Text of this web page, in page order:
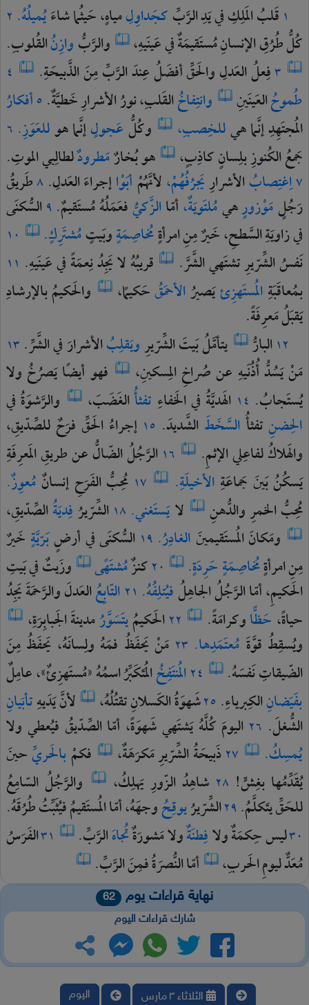
١ قَلبُالمَلِكِفييَدِالرَّبِّكجَداوِلِمياهٍ،حَيثُماشاءَيُميلُهُ. ٢
كُلُّطُرُقِالإنسانِمُستَقيمَةٌفيعَينَيهِ، والرَّبُّوازِنُالقُلوبِ.
٣فِعلُالعَدلِوالحَقِّأفضَلُعِندَالرَّبِّمِنَالذَّبيحَةِ. ٤
طُموحُالعَينَينِ وانتِفاخُالقَلبِ،نورُالأشرارِخَطيَّةٌ. ٥أفكارُ
المُجتَهِدِإنَّماهيللخِصبِ، وكُلُّعَجولٍإنَّماهوللعَوَزِ. ٦
جَمعُالكُنوزِبلِسانٍكاذِبٍ، هوبُخارٌمَطرودٌلطالِبيالموتِ.
٧اِغتِصابُالأشرارِيَجرُفُهُمْ،لأنَّهُمْأبَوْاإجراءَالعَدلِ. ٨طَريقُ
رَجُلٍمَوْزورٍهيمُلتَويَةٌ،أمّاالزَّكيُّفعَمَلُهُمُستَقيمٌ. ٩السُّكنَى
فيزاويَةِالسَّطحِ،خَيرٌمِنِامرأةٍمُخاصِمَةٍوبَيتٍمُشتَرِكٍ. ١٠
نَفسُالشِّرّيرِتشتَهيالشَّرَّ. قريبُهُلايَجِدُنِعمَةًفيعَينَيهِ. ١١
بمُعاقَبَةِالمُستَهزِئيَصيرُالأحمَقُحَكيمًا، والحَكيمُبالإرشادِ
يَقبَلُمَعرِفَةً.
١٢البارُّ يتأمَّلُبَيتَالشِّرّيرِويَقلِبُالأشرارَفيالشَّرِّ. ١٣
مَنْيَسُدُّأُذُنَيهِ عنصُراخِالمِسكينِ، فهوأيضًايَصرُخُولا
يُستَجابُ. ١٤ الهَديَّةُفيالخَفاءِ تفثأُالغَضَبَ، والرَّشوَةُفي
الحِضنِتفثأُالسَّخَطَالشَّديدَ. ١٥ إجراءُالحَقِّ فرَحٌللصِّدّيقِ،
والهَلاكُلفاعِليالإثمِ. ١٦ الرَّجُلُالضّالُّعنطريقِالمَعرِفَةِ
يَسكُنُبَينَجَماعَةِ الأخيلَةِ. ١٧ مُحِبُّالفَرَحِإنسانٌمُعوِزٌ.
مُحِبُّالخمرِوالدُّهنِ لايَستَغني. ١٨ الشِّرّيرُفِديَةُالصِّدّيقِ،
ومَكانَالمُستَقيمينَالغادِرُ. ١٩ السُّكنَىفيأرضٍبَرّيَّةٍخَيرٌ
مِنِامرأةٍمُخاصِمَةٍحَرِدَةٍ. ٢٠كنزٌمُشتَهًى وزَيتٌفيبَيتِ
الحَكيمِ،أمّاالرَّجُلُالجاهِلُفيُتلِفُهُ. ٢١ التّابِعُالعَدلَوالرَّحمَةَيَجِدُ
حياةً،حَظًّاوكرامَةً. ٢٢الحَكيمُيتَسَوَّرُمدينةَالجَبابِرَةِ،
ويُسقِطُ قوَّةَ مُعتَمَدِها. ٢٣ مَنْيَحفَظُ فمَهُ ولِسانَهُ، يَحفَظُمِنَ
الضّيقاتِنَفسَهُ. ٢٤المُنتَفِخُالمُتَكَبِّرُاسمُهُ«مُستَهزِئٌ»،عامِلٌ
بفَيَضانِالكِبرياءِ. ٢٥شَهوَةُالكَسلانِتقتُلُهُ، لأنَّيَدَيهِتأبَيانِ
الشُّغلَ. ٢٦ اليومَكُلَّهُيَشتَهيشَهوَةً، أمّاالصِّدّيقُ فيُعطيولا
يُمسِكُ.
٢٧ذَبيحَةُالشِّرّيرِمَكرَهَةٌ، فكمْبالحَريِّحينَ
يُقَدِّمُهابغِشٍّ! ٢٨ شاهِدُالزّورِيَهلِكُ، والرَّجُلُالسّامِعُ
للحَقِّيتَكلَّمُ.٢٩الشِّرّيرُيوقِحُوجهَهُ،أمّاالمُستَقيمُفيُثَبِّتُطُرُقَهُ.
٣٠ليسحِكمَةٌولافِطنَةٌولامَشورَةٌتُجاهَالرَّبِّ. ٣١الفَرَسُ
مُعَدٌّليومِالحَربِ، أمّاالنُّصرَةُفمِنَالرَّبِّ.
نهاية قراءات يوم
62
شارك قراءات اليوم
الثلاثاء ٣ مارس اليوم